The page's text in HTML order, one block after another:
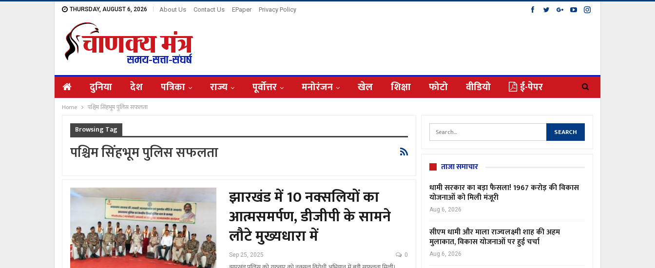
THURSDAY, AUGUST 6, 2026 About Us Contact Us EPaper Privacy Policy
दुनिया देश पत्रिका राज्य पूर्वोत्तर मनोरंजन खेल शिक्षा फोटो वीडियो ई-पेपर
Home पश्चिम सिंहभूम पुलिस सफलता
Browsing Tag
पश्चिम सिंहभूम पुलिस सफलता
झारखंड में 10 नक्सलियों का
आत्मसमर्पण, डीजीपी के सामने
लौटे मुख्यधारा में
Sep 25, 2025 0
ताजा समाचार
धामी सरकार का बड़ा फैसला! 1967 करोड़ की विकास
योजनाओं को मिली मंजूरी
Aug 6, 2026
सीएम धामी और माला राज्यलक्ष्मी शाह की अहम
मुलाकात, विकास योजनाओं पर हुई चर्चा
Aug 6, 2026